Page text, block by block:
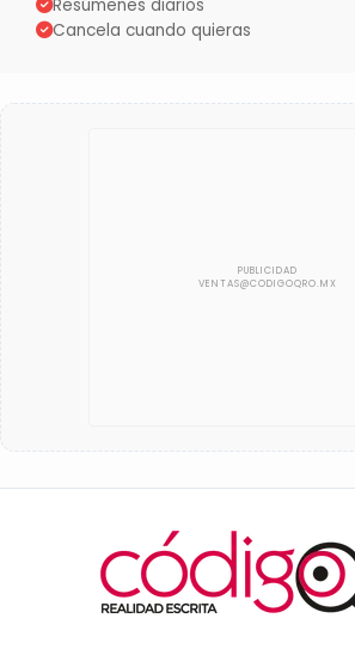
Resúmenes diarios
Cancela cuando quieras